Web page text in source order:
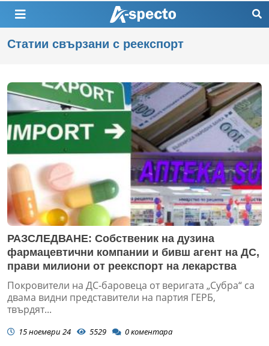
Статии свързани с реекспорт
РАЗСЛЕДВАНЕ: Собственик на дузина
фармацевтични компании и бивш агент на ДС,
прави милиони от реекспорт на лекарства
Покровители на ДС-баровеца от веригата „Субра“ са
двама видни представители на партия ГЕРБ,
твърдят...
15 ноември 24 5529 0коментара